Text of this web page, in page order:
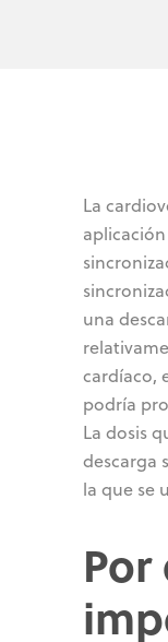
La
una
cardíaco,
podría
La dosis
descarga
la que se